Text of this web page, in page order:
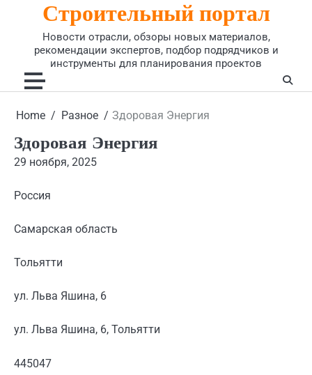
Строительный портал
Новости отрасли, обзоры новых материалов,
рекомендации экспертов, подбор подрядчиков и
инструменты для планирования проектов
Home Разное Здоровая Энергия
Здоровая Энергия
29 ноября, 2025
Россия
Самарская область
Тольятти
ул. Льва Яшина, 6
ул. Льва Яшина, 6, Тольятти
445047